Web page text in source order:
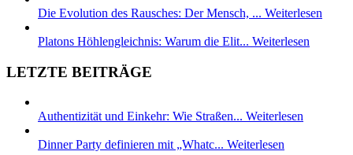
Die Evolution des Rausches: Der Mensch, ... Weiterlesen
Platons Höhlengleichnis: Warum die Elit... Weiterlesen
LETZTE BEITRÄGE
Authentizität und Einkehr: Wie Straßen... Weiterlesen
Dinner Party definieren mit „Whatc... Weiterlesen